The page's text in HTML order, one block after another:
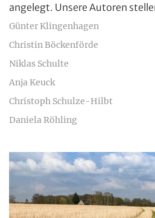
angelegt. Unsere Autoren
Günter Klingenhagen
Christin Böckenförde
Niklas Schulte
Anja Keuck
Christoph Schulze-Hilbt
Daniela Röhling